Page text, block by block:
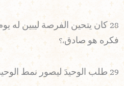
28 كان يتحين الفرصة ليبين
فكره هو صادق،؟
29 طلب الوحيدَ ليصور نمط الوحيد وليفرح الشيخ بيوم صلبه.